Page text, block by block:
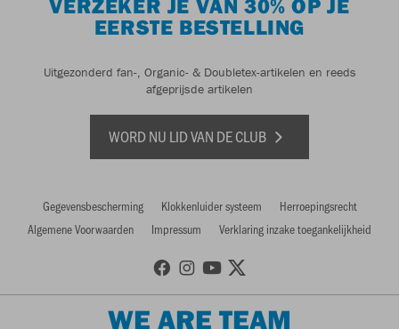
EERSTE BESTELLING
Uitgezonderd fan-, Organic- & Doubletex-artikelen en reeds
afgeprijsde artikelen
WORD NU LID VAN DE CLUB
Gegevensbescherming Klokkenluider systeem
Herroepingsrecht
Algemene Voorwaarden
Impressum Verklaring inzake toegankelijkheid
WE ARE TEAM